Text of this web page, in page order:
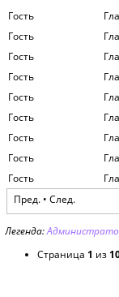
Гость
Гость
Гость
Гость
Гость
Гость
Гость
Гость
Гость
Пред. • След.
Легенда:
Страница 1 из